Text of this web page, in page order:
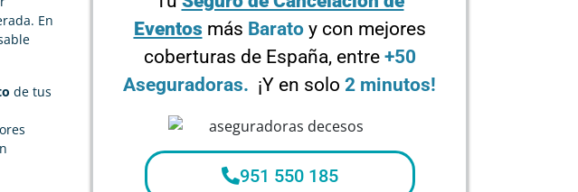
En
de tus
Eventos más Baratoy con mejores
coberturas de España, entre +50
Aseguradoras. ¡Y en solo 2 minutos!
951 550 185